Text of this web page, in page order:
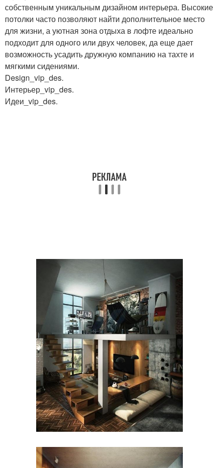
собственным уникальным дизайном интерьера. Высокие
потолки часто позволяют найти дополнительное место
для жизни, а уютная зона отдыха в лофте идеально
подходит для одного или двух человек, да еще дает
возможность усадить дружную компанию на тахте и
мягкими сидениями.
Design_vip_des.
Интерьер_vip_des.
Идеи_vip_des.